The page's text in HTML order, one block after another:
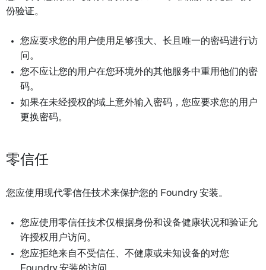
份验证。
您应要求您的用户使用足够强大、长且唯一的密码进行访
问。
您不应让您的用户在您环境外的其他服务中重用他们的密
码。
如果在未经授权的域上意外输入密码，您应要求您的用户
更换密码。
零信任
您应使用现代零信任技术来保护您的 Foundry 安装。
您应使用零信任技术仅根据身份和设备健康状况和验证允
许授权用户访问。
您应拒绝来自不受信任、不健康或未知设备的对您